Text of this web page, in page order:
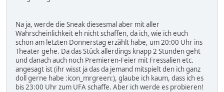
Na ja, werde die Sneak diesesmal aber mit aller
Wahrscheinlichkeit eh nicht schaffen, da ich, wie ich euch
schon am letzten Donnerstag erzählt habe, um 20:00 Uhr ins
Theater gehe. Da das Stück allerdings knapp 2 Stunden geht
und danach auch noch Premieren-Feier mit Fressalien etc.
angesagt ist (ihr wisst ja das da jemand mitspielt den ich ganz
doll gerne habe :icon_mrgreen:), glaube ich kaum, dass ich es
bis 23:00 Uhr zum UFA schaffe. Aber ich werde es probieren!